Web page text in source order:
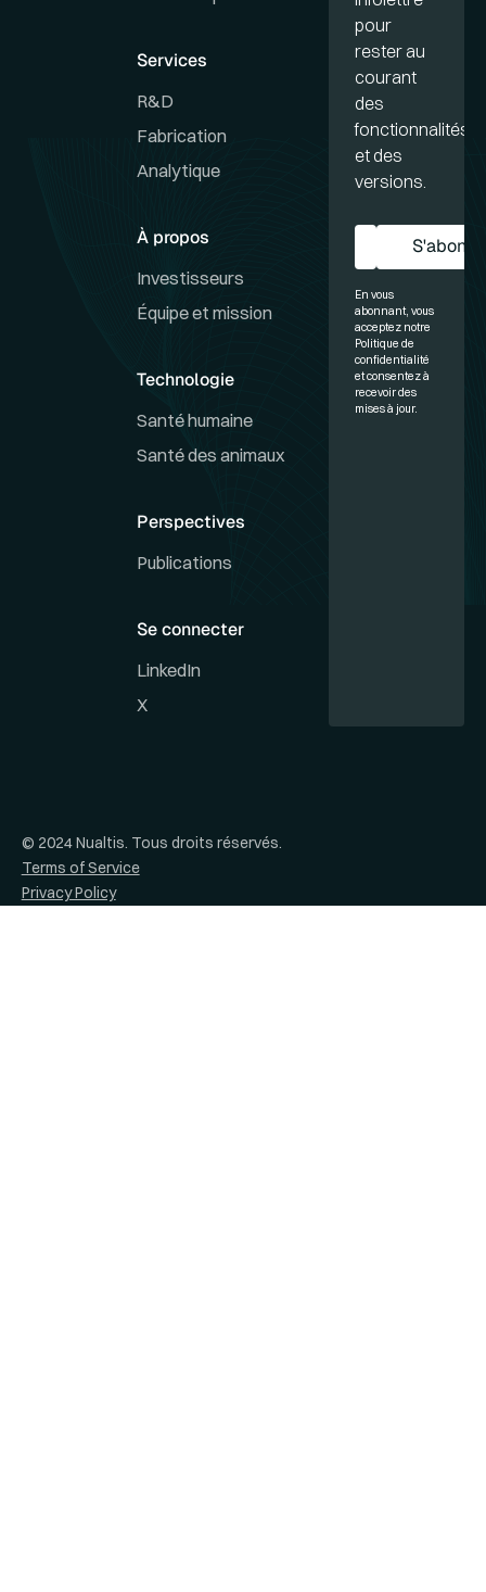
Services
R&D
Fabrication
Analytique
À propos
Investisseurs
Équipe et mission
Technologie
Santé humaine
Santé des animaux
Perspectives
Publications
Se connecter
LinkedIn
X
pour
rester au
courant
des
fonctionnalités
et des
versions.
En vous
abonnant, vous
acceptez notre
Politique de
confidentialité
et consentez à
recevoir des
mises à jour.
© 2024 Nualtis. Tous droits réservés.
Terms of Service
Privacy Policy